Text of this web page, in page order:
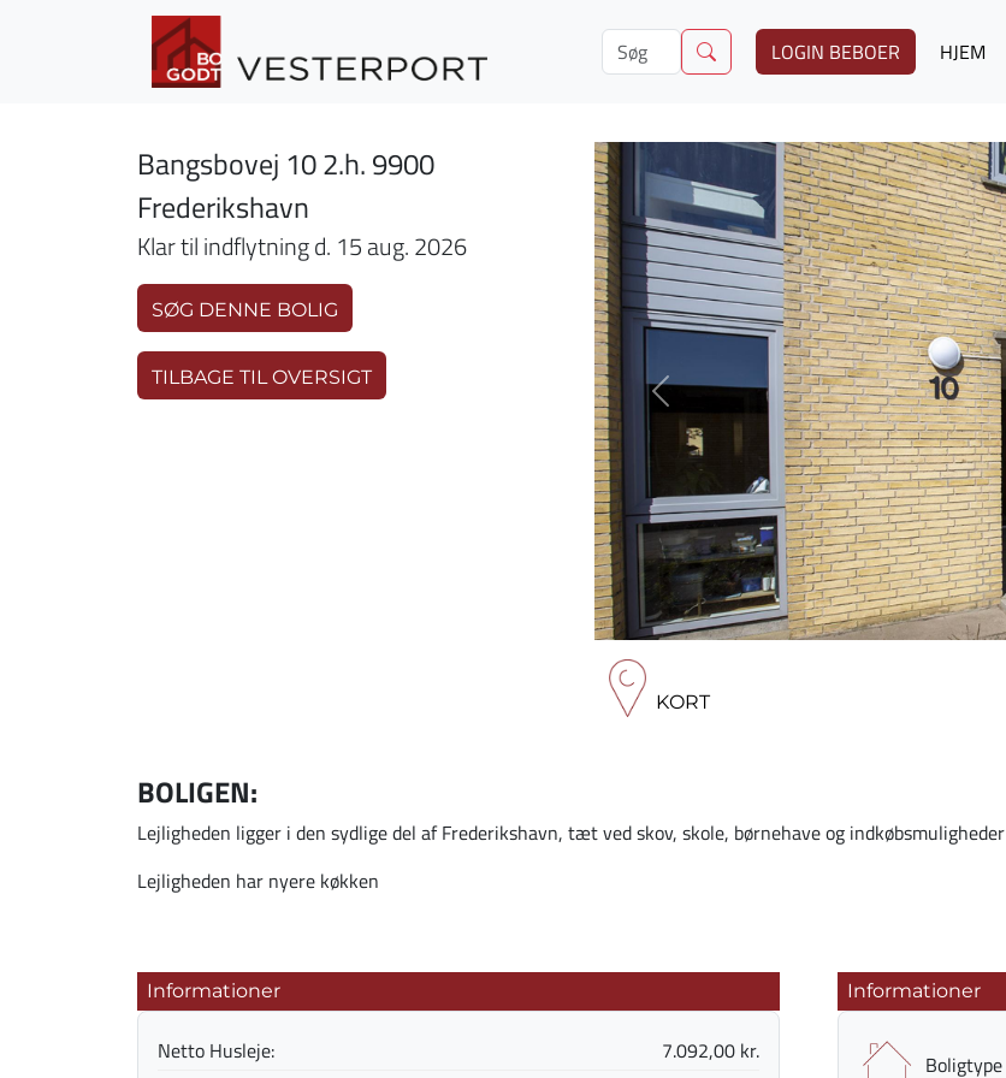
Gå til hovedindhold
LOGIN BEBOER
HJEM
Bangsbovej 10 2.h. 9900
Frederikshavn
Klar til indflytning d. 15 aug. 2026
SØG DENNE BOLIG
TILBAGE TIL OVERSIGT
Previous
KORT
BOLIGEN:
Lejligheden ligger i den sydlige del af Frederikshavn, tæt ved skov, skole, børnehave og indkøbsmuligheder
Lejligheden har nyere køkken
Informationer
Netto Husleje:
7.092,00 kr.
Informationer
Boligtype